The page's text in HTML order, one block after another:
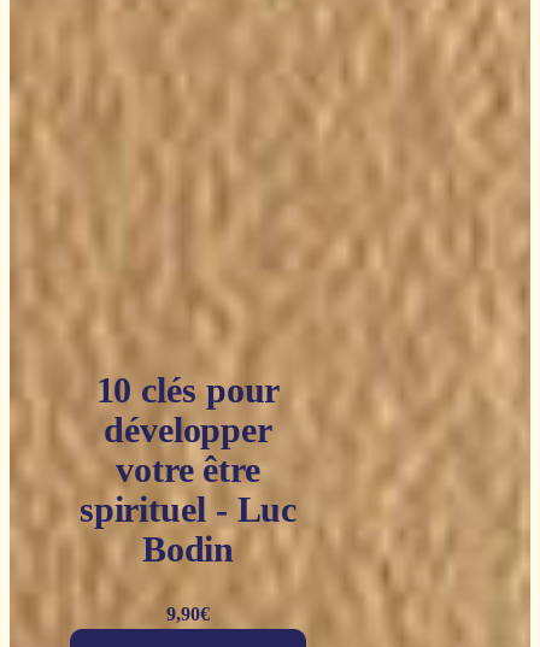
10 clés pour
développer
votre être
spirituel - Luc
Bodin
9,90€